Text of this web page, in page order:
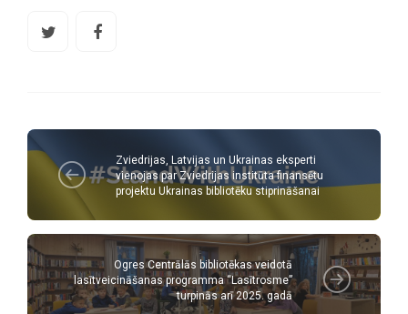
Zviedrijas, Latvijas un Ukrainas eksperti
vienojas par Zviedrijas institūta finansētu
projektu Ukrainas bibliotēku stiprināšanai
Ogres Centrālās bibliotēkas veidotā
lasītveicināšanas programma “Lasītrosme”
turpinās arī 2025. gadā